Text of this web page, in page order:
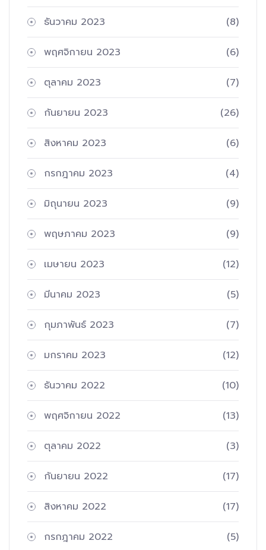
ธันวาคม 2023 (8)
พฤศจิกายน 2023 (6)
ตุลาคม 2023 (7)
กันยายน 2023 (26)
สิงหาคม 2023 (6)
กรกฎาคม 2023 (4)
มิถุนายน 2023 (9)
พฤษภาคม 2023 (9)
เมษายน 2023 (12)
มีนาคม 2023 (5)
กุมภาพันธ์ 2023 (7)
มกราคม 2023 (12)
ธันวาคม 2022 (10)
พฤศจิกายน 2022 (13)
ตุลาคม 2022 (3)
กันยายน 2022 (17)
สิงหาคม 2022 (17)
กรกฎาคม 2022 (5)